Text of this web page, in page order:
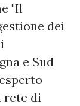
"Il
dei
e Sud
rete di